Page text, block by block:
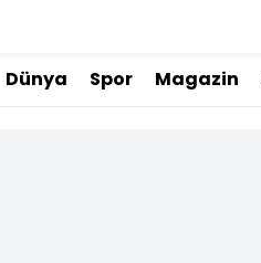
Dünya Spor Magazin